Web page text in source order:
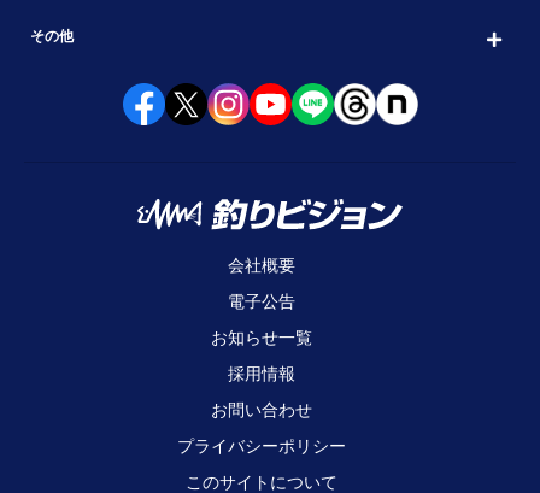
その他
会社概要
電子公告
お知らせ一覧
採用情報
お問い合わせ
プライバシーポリシー
このサイトについて